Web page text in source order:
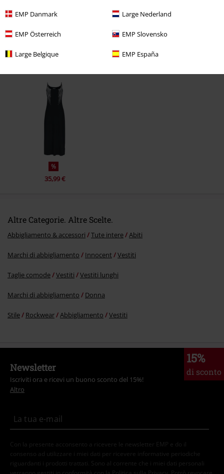
EMP Danmark Large Nederland
EMP Österreich EMP Slovensko
Large Belgique EMP España
%
35,99 €
Altre Categorie. Altre Scelte.
Abbigliamento & accessori Tute intere Abiti
Marchi di abbigliamento Innocent Vestiti
Taglie comode Vestiti Vestiti lunghi
Marchi di abbigliamento Donna
Stile Rockwear Abbigliamento Vestiti
15%
di sconto
Newsletter
Iscriviti ora e ricevi un buono sconto del 15%!
Altro
Con la presente acconsento a ricevere le newsletter EMP e do il
consenso ad utilizzare i miei dati per ricevere informative periodiche
riguardanti i prodotti trattati. Sono al corrente che i miei dati personali